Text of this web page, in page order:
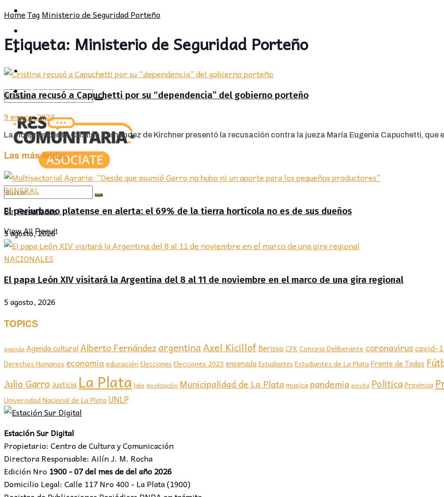
CULTURA
Sin Resultados
View All Result
PROVINCIA
SOCIEDAD
CULTURA
OPINIÓN
Sin Resultados
View All Result
HomeTagMinisterio de Seguridad Porteño
Etiqueta: Ministerio de Seguridad Porteño
Cristina recusó a Capuchetti por su “dependencia” del gobierno porteño
9 enero, 2023
La vicepresidenta Cristina Fernández de Kirchner presentó la recusación contra la jueza María Eugenia Capuchetti, que
Las más leídas
GENERAL
El periurbano platense en alerta: el 69% de la tierra hortícola no es de sus dueños
5 agosto, 2026
NACIONALES
El papa León XIV visitará la Argentina del 8 al 11 de noviembre en el marco de una gira regional
5 agosto, 2026
TOPICS
agenda Agenda culturalAlberto Fernández argentinaAxel Kicillof Berisso CFKConcejo Deliberante coronaviruscovid-
Derechos Humanos economia educación Elecciones Elecciones 2023 ensenada Estudiantes Estudiantes de La PlataFrente de Todos
Julio Garro Justicia La Plata lobo movilización Municipalidad de La Plata musicapandemia pincha PoliticaProvincia
Universidad Nacional de La Plata UNLP
Estación Sur Digital
Propietario: Centro de Cultura y Comunicación
Directora Responsable: Ailín J. M. Rocha
Edición Nro 1900 - 07 del mes de del año 2026
Domicilio Legal: Calle 117 Nro 400 - La Plata (1900)